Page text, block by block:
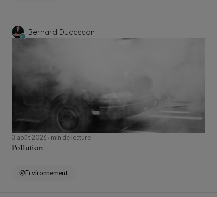
Bernard Ducosson
3 août 2026 min de lecture
Pollution
Environnement